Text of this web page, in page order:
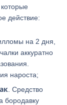
действие:
на 2 дня,
аккуратно
нароста;
. Средство
бородавку